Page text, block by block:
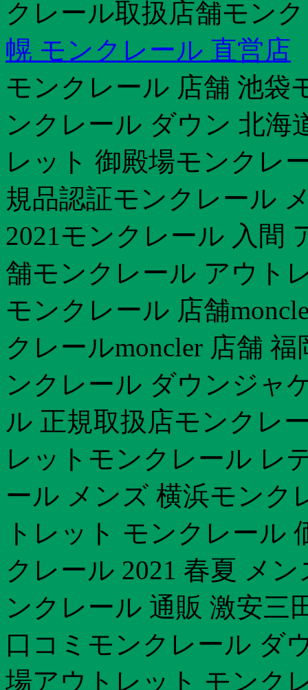
クレール取扱店舗モン
幌 モンクレール 直営店
モンクレール 店舗 池袋
ンクレール ダウン 北海
レット 御殿場モンクレ
規品認証モンクレール
2021モンクレール 入間
舗モンクレール アウト
モンクレール 店舗
クレールmoncler 店舗
ンクレール ダウンジャ
ル 正規取扱店モンクレ
レットモンクレール レ
ール メンズ 横浜モンク
トレット モンクレール
クレール 2021 春夏 メ
ンクレール 通販 激安三
口コミモンクレール ダ
場アウトレット モンク